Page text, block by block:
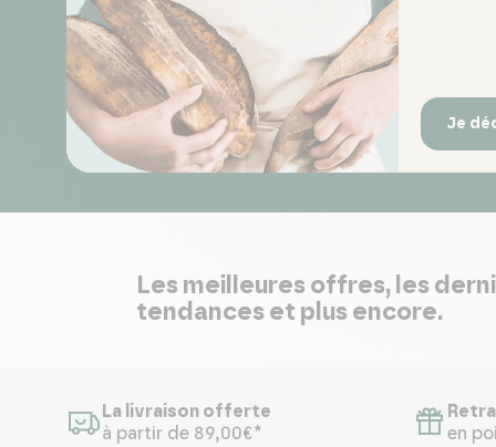
Je
Les meilleures offres, les
tendances et plus encore.
La livraison offerte
à partir de 89,00€*
en